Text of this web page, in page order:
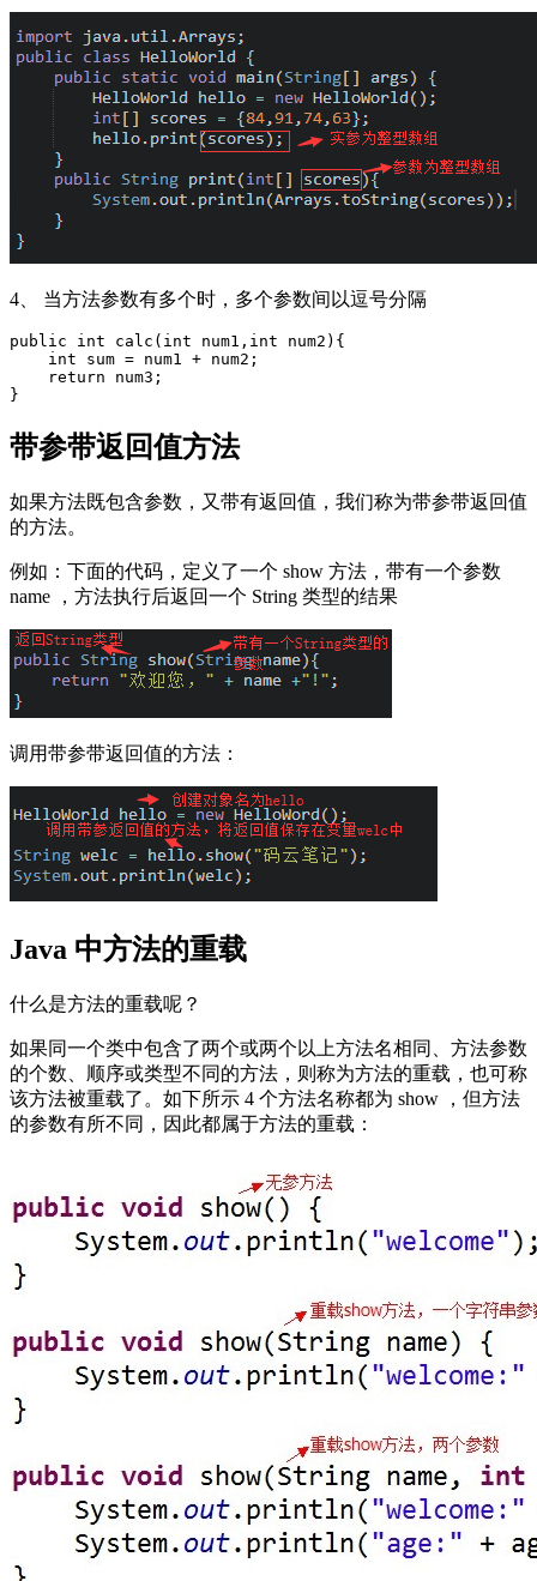
4、 当方法参数有多个时，多个参数间以逗号分隔
public int calc(int num1,int num2){
    int sum = num1 + num2;
    return num3;
}
带参带返回值方法
如果方法既包含参数，又带有返回值，我们称为带参带返回值
的方法。
例如：下面的代码，定义了一个 show 方法，带有一个参数
name ，方法执行后返回一个 String 类型的结果
调用带参带返回值的方法：
Java 中方法的重载
什么是方法的重载呢？
如果同一个类中包含了两个或两个以上方法名相同、方法参数
的个数、顺序或类型不同的方法，则称为方法的重载，也可称
该方法被重载了。如下所示 4 个方法名称都为 show ，但方法
的参数有所不同，因此都属于方法的重载：